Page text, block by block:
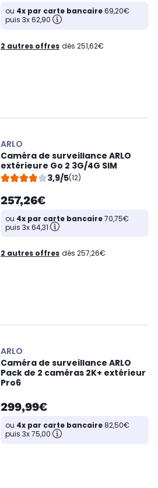
ou 4x par carte bancaire69,20€
puis 3x 62,90
2 autres offres dès 251,62€
ARLO
Caméra de surveillance ARLO
extérieure Go 2 3G/4G SIM
3,9/5(12)
257,26€
ou 4x par carte bancaire70,75€
puis 3x 64,31
2 autres offres dès 257,26€
ARLO
Caméra de surveillance ARLO
Pack de 2 caméras 2K+ extérieur
Pro6
299,99€
ou 4x par carte bancaire82,50€
puis 3x 75,00